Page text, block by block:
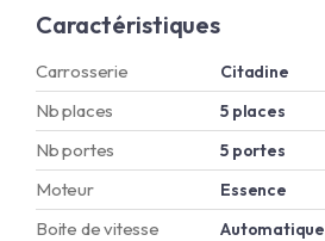
Caractéristiques
Carrosserie Citadine
Nb places 5 places
Nb portes 5 portes
Moteur Essence
Boite de vitesse Automatique